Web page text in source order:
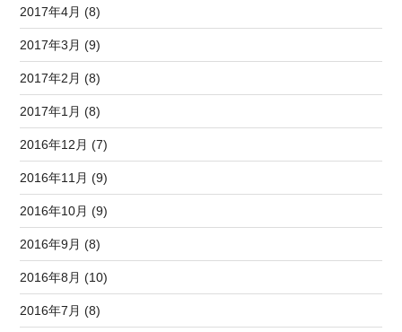
2017年4月 (8)
2017年3月 (9)
2017年2月 (8)
2017年1月 (8)
2016年12月 (7)
2016年11月 (9)
2016年10月 (9)
2016年9月 (8)
2016年8月 (10)
2016年7月 (8)